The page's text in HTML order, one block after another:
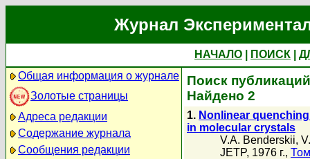
Журнал
НАЧАЛО ПОИСК
Общая информация о журнале
Золотые страницы
Адреса редакции
Содержание журнала
Сообщения редакции
Поиск
Найдено 2
1. Nonlinear
in molecular crystals
V.A. Benderskii,
JETP, 1976 г.,